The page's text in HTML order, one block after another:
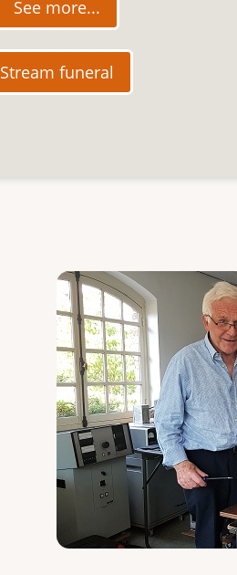
See more...
Stream funeral